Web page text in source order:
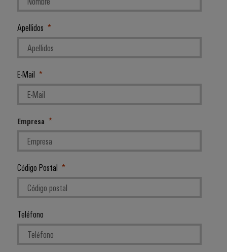
Apellidos
E-Mail
Empresa
Código Postal
Teléfono